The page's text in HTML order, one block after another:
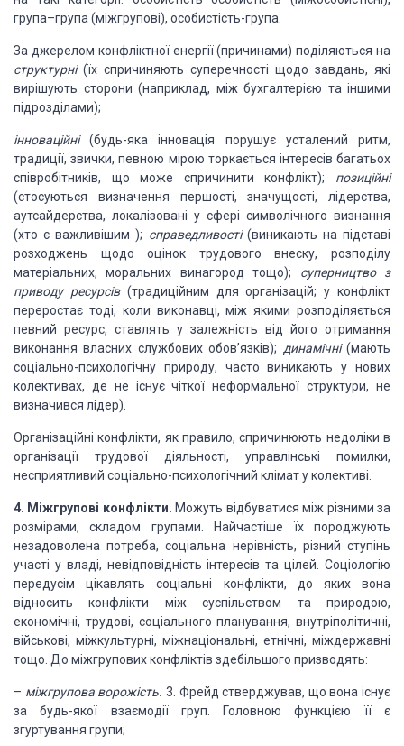
група–група (міжгрупові), особистість-група.
За джерелом конфліктної енергії (причинами) поділяються на
структурні(їх спричиняють суперечності щодо завдань, які
вирішують сторони (наприклад, між бухгалтерією та іншими
підрозділами);
інноваційні(будь-яка інновація порушує усталений ритм,
традиції, звички, певною мірою торкається інтересів багатьох
співробітників, що може спричинити конфлікт); позиційні
(стосуються визначення першості, значущості, лідерства,
аутсайдерства, локалізовані у сфері символічного визнання
(хто є важливішим ); справедливості(виникають на підставі
розходжень щодо оцінок трудового внеску, розподілу
матеріальних, моральних винагород тощо); суперництво з
приводу ресурсів(традиційним для організацій; у конфлікт
переростає тоді, коли виконавці, між якими розподіляється
певний ресурс, ставлять у залежність від його отримання
виконання власних службовихобов’язків); динамічні(мають
соціально-психологічну природу, часто виникають у нових
колективах, де не існує чіткої неформальної структури, не
визначився лідер).
Організаційні конфлікти, як правило, спричинюють недоліки в
організації трудової діяльності, управлінські помилки,
несприятливий соціально-психологічний клімат у колективі.
4. Міжгрупові конфлікти. Можуть відбуватися між різними за
розмірами, складом групами. Найчастіше їх породжують
незадоволена потреба, соціальна нерівність, різний ступінь
участі у владі, невідповідність інтересів та цілей. Соціологію
передусім цікавлять соціальні конфлікти, до яких вона
відносить конфлікти між суспільством та природою,
економічні, трудові, соціального планування, внутріполітичні,
військові, міжкультурні, міжнаціональні, етнічні, міждержавні
тощо. До міжгрупових конфліктів здебільшого призводять:
– міжгрупова ворожість. 3. Фрейд стверджував, що вона існує
за будь-якої взаємодії груп. Головною функцією її є
згуртування групи;